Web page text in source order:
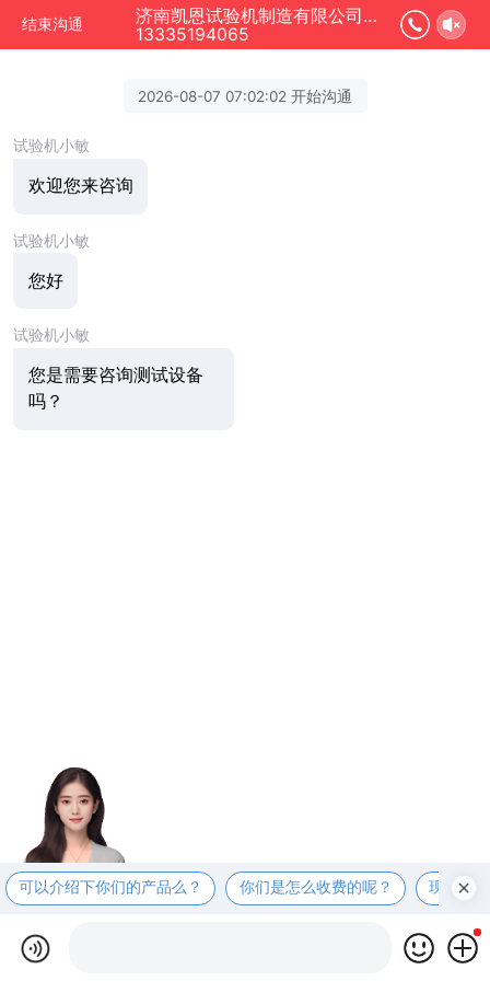
结束沟通
济南凯恩试验机制造有限公司正在为您服务
13335194065
2026-08-07 07:02:02 开始沟通
试验机小敏
欢迎您来咨询
试验机小敏
您好
试验机小敏
您是需要咨询测试设备
吗？
可以介绍下你们的产品么？ 你们是怎么收费的呢？ 现在有